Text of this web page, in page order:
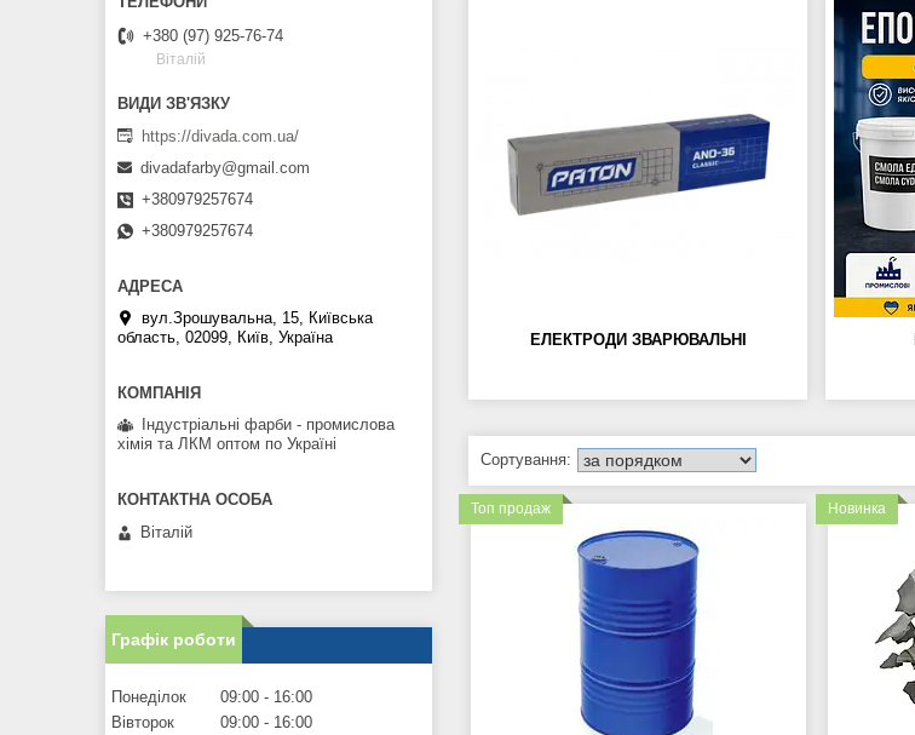
ЕЛЕКТРОДИ ЗВАРЮВАЛЬНІ
Топ продаж Новинка
+380 (97) 925-76-74
Віталій
https://divada.com.ua/
divadafarby@gmail.com
+380979257674
+380979257674
вул.Зрошувальна, 15, Київська
область, 02099, Київ, Україна
Індустріальні фарби - промислова
хімія та ЛКМ оптом по Україні
Віталій
Графік роботи
Понеділок 09:00
16:00
Вівторок
09:00
16:00